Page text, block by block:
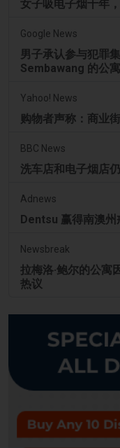
女子吸电子烟十年
Google News
男子承认参与犯罪
Sembawang 的公
Yahoo! News
购物者声称：商业
BBC News
洗车店和电子烟店
Adnews
Dentsu 赢得南澳
Newsbreak
拉梅洛·鲍尔的公寓
热议